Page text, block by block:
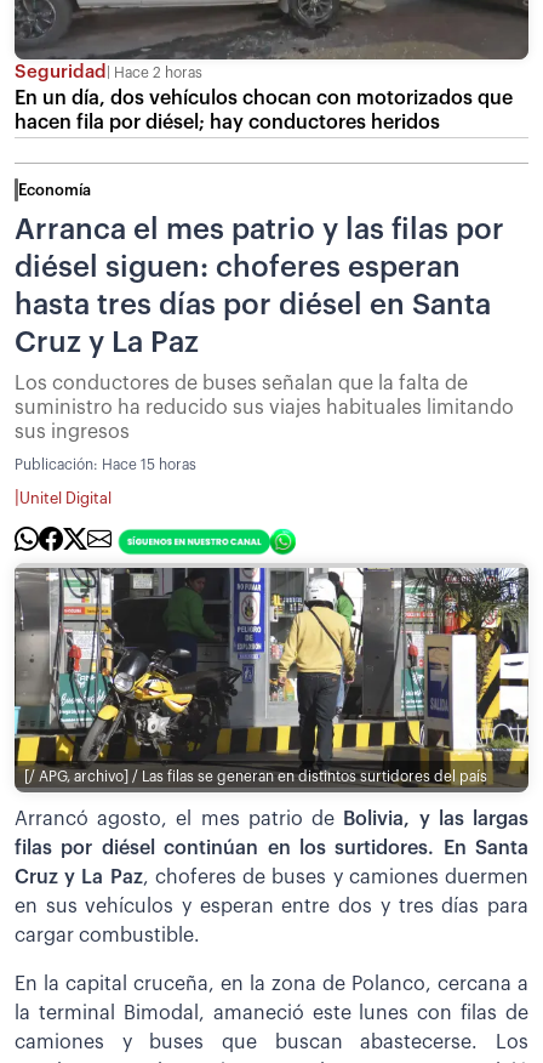
Seguridad Hace 2 horas
En un día, dos vehículos chocan con motorizados que
hacen fila por diésel; hay conductores heridos
Economía
Arranca el mes patrio y las filas por
diésel siguen: choferes esperan
hasta tres días por diésel en Santa
Cruz y La Paz
Los conductores de buses señalan que la falta de
suministro ha reducido sus viajes habituales limitando
sus ingresos
Publicación: Hace 15 horas
Unitel Digital
[/ APG, archivo] / Las filas se generan en distintos surtidores del país
Arrancó agosto, el mes patrio de
Bolivia, y las largas
filas por diésel continúan en los surtidores. En Santa
Cruz y La Paz, choferes de buses y camiones duermen
en sus vehículos y esperan entre dos y tres días para
cargar combustible.
En la capital cruceña, en la zona de Polanco, cercana a
la terminal Bimodal, amaneció este lunes con filas de
camiones y buses que buscan abastecerse. Los